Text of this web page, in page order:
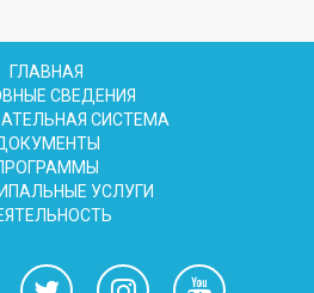
ГЛАВНАЯ
СВЕДЕНИЯ
СИСТЕМА
УСЛУГИ